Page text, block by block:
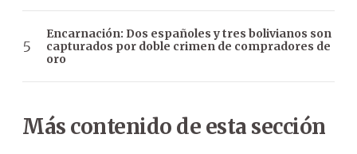
Encarnación: Dos españoles y tres bolivianos son
capturados por doble crimen de compradores de
oro
Más contenido de esta sección